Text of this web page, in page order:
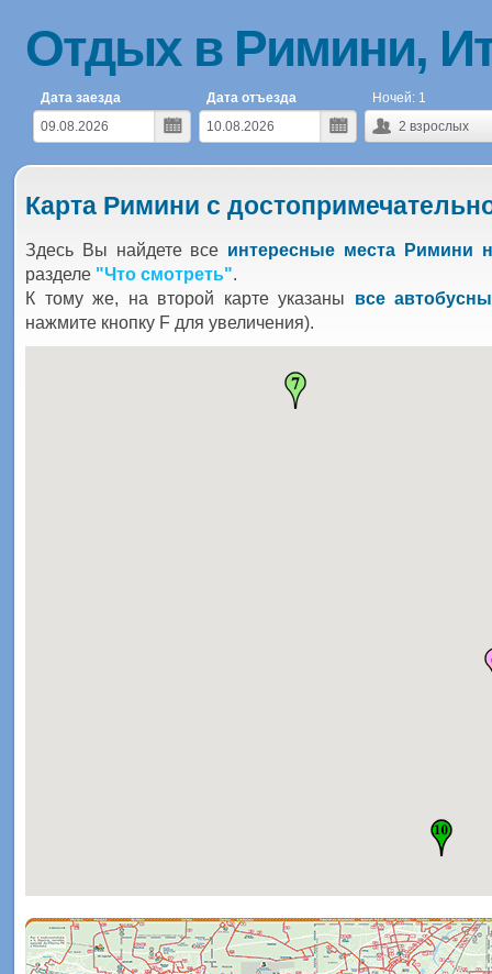
Отдых в Римини,
Дата заезда
Дата отъезда
2 взрослых
Ночей: 1
Карта Римини с
Здесь Вы найдете все интересные места Римини
разделе "Что смотреть".
К тому же, на второй карте указаны все
нажмите кнопку F для увеличения).